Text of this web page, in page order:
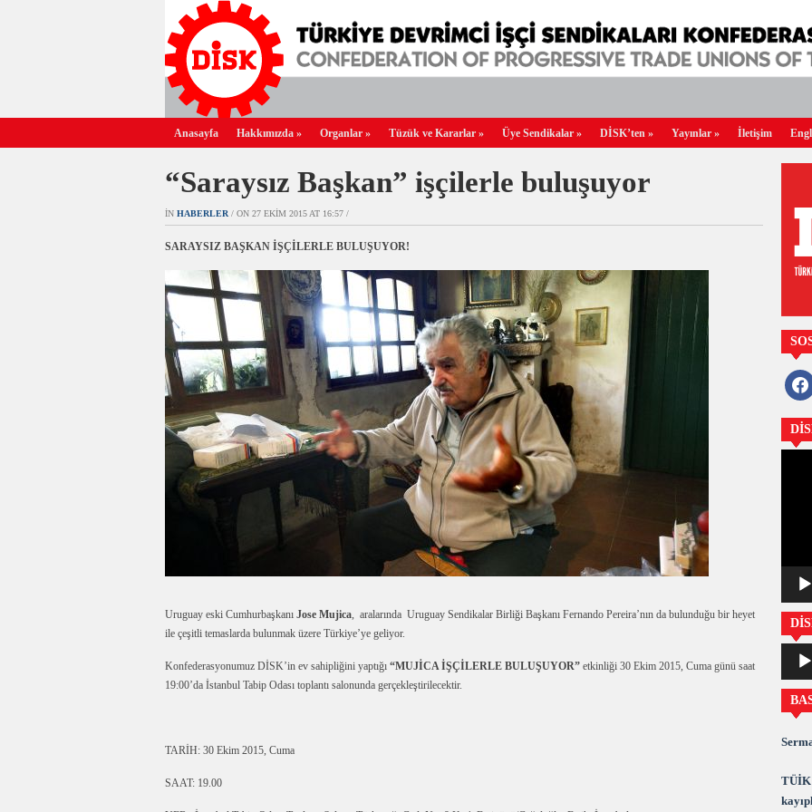
Anasayfa Hakkımızda » Organlar » Tüzük ve Kararlar » Üye Sendikalar » DİSK’ten » Yayınlar » İletişim
“Saraysız Başkan” işçilerle buluşuyor
IN HABERLER / ON 27 EKIM 2015 AT 16:57 /
SARAYSIZ BAŞKAN İŞÇİLERLE BULUŞUYOR!
Uruguay eski Cumhurbaşkanı Jose Mujica, aralarında Uruguay Sendikalar Birliği Başkanı Fernando Pereira’nın da bulunduğu bir heyet
ile çeşitli temaslarda bulunmak üzere Türkiye’ye geliyor.
Konfederasyonumuz DİSK’in ev sahipliğini yaptığı “MUJİCA İŞÇİLERLE BULUŞUYOR” etkinliği 30 Ekim 2015, Cuma günü saat
19:00’da İstanbul Tabip Odası toplantı salonunda gerçekleştirilecektir.
TARİH: 30 Ekim 2015, Cuma
SAAT: 19.00
oynatıcı
TÜİK